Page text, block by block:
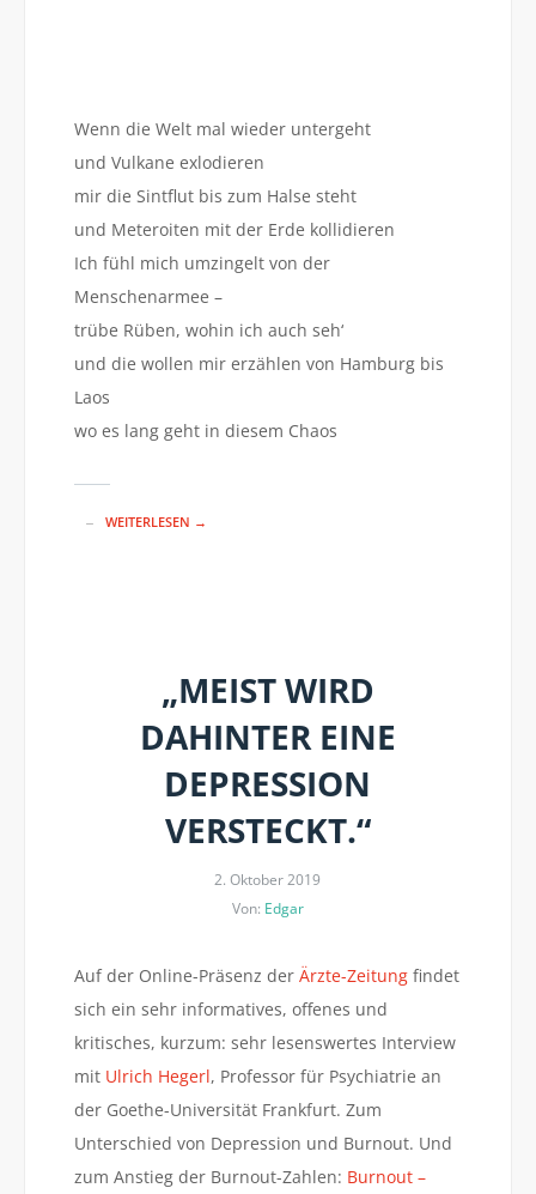
Wenn die Welt mal wieder untergeht
und Vulkane exlodieren
mir die Sintflut bis zum Halse steht
und Meteroiten mit der Erde kollidieren
Ich fühl mich umzingelt von der
Menschenarmee –
trübe Rüben, wohin ich auch seh‘
und die wollen mir erzählen von Hamburg bis
Laos
wo es lang geht in diesem Chaos
WEITERLESEN →
„MEIST WIRD
DAHINTER EINE
DEPRESSION
VERSTECKT.“
2. Oktober 2019
Von: Edgar
Auf der Online-Präsenz der Ärzte-Zeitungfindet
sich ein sehr informatives, offenes und
kritisches, kurzum: sehr lesenswertes Interview
mit Ulrich Hegerl, Professor für Psychiatrie an
der Goethe-Universität Frankfurt. Zum
Unterschied von Depression und Burnout. Und
zum Anstieg der Burnout-Zahlen: Burnout –